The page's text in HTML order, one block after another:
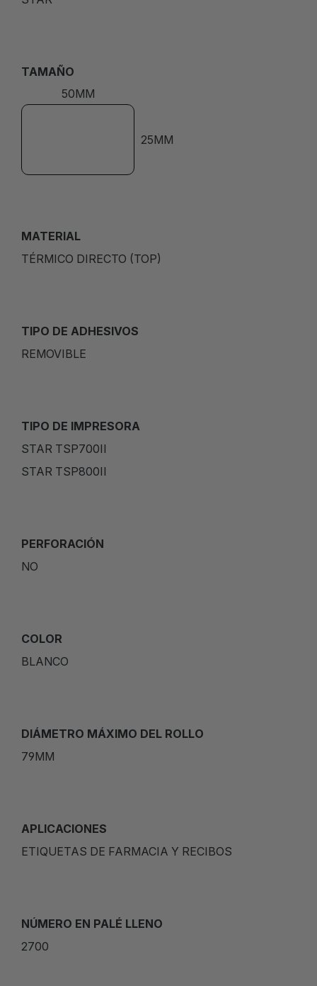
TAMAÑO
50MM
25MM
MATERIAL
TÉRMICO DIRECTO (TOP)
TIPO DE ADHESIVOS
REMOVIBLE
TIPO DE IMPRESORA
STAR TSP700II
STAR TSP800II
PERFORACIÓN
NO
COLOR
BLANCO
DIÁMETRO MÁXIMO DEL ROLLO
79MM
APLICACIONES
ETIQUETAS DE FARMACIA Y RECIBOS
NÚMERO EN PALÉ LLENO
2700